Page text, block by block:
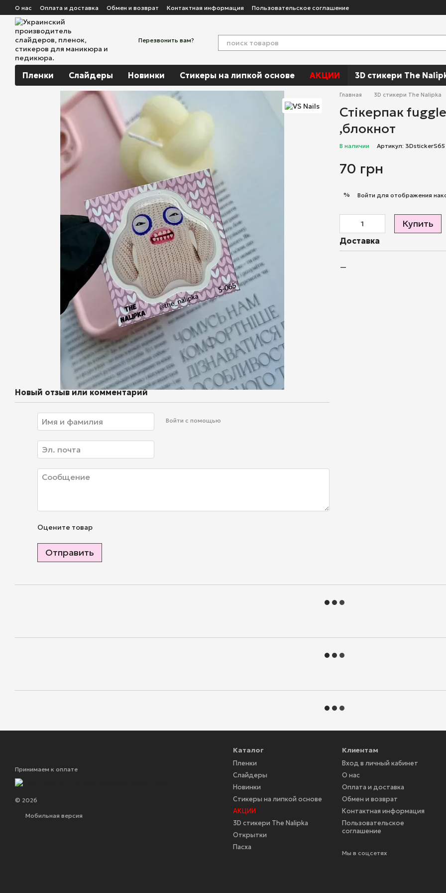
Перейти к основному контенту
О нас Оплата и доставка Обмен и возврат Контактная информация Пользовательское соглашение
Перезвонить вам?
Пленки Слайдеры Новинки Стикеры на липкой основе АКЦИИ 3D стикери The
Новый отзыв или комментарий
Войти с помощью
Оцените товар
Отправить
Главная 3D стикери The Nalipka
Стікерпак
,блокнот
В наличии Артикул: 3DstickerS65
70 грн
% Войти для отображения
Купить
Доставка
Принимаем к оплате
© 2026
Мобильная версия
Каталог
Пленки
Слайдеры
Новинки
Стикеры на липкой основе
АКЦИИ
3D стикери The Nalipka
Открытки
Пасха
Клиентам
Вход в личный кабинет
О нас
Оплата и доставка
Обмен и возврат
Контактная информация
Пользовательское
соглашение
Мы в соцсетях